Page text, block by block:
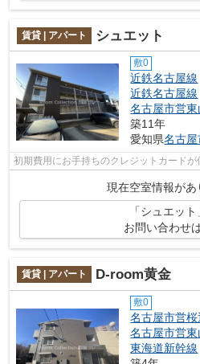
賃貸 | アパート シュエット
敷0
近鉄名古屋線
近鉄名古屋線
名古屋市営東
築11年
愛知県名古
初期費用にお手持ちのクレジットカードが
現在空室情報があ
「シュエッ
お問い合わせ
賃貸 | アパート D-room黄金
敷0
名古屋市営桜
名古屋市営東
東海道新幹線